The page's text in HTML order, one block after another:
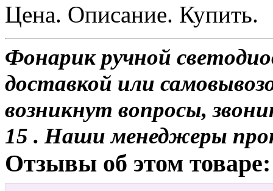
Цена. Описание. Купить.
Фонарик ручной
доставкой или
возникнут вопросы,
15 . Наши менеджеры
Отзывы об этом товаре: